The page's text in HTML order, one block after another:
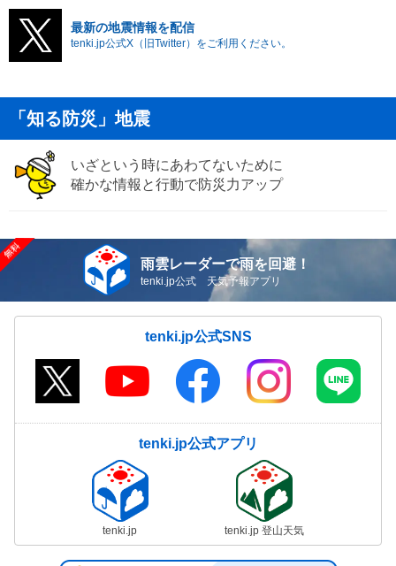
最新の地震情報を配信
tenki.jp公式X（旧Twitter）をご利用ください。
「知る防災」地震
いざという時にあわてないために
確かな情報と行動で防災力アップ
雨雲レーダーで雨を回避！
tenki.jp公式 天気予報アプリ
tenki.jp公式SNS
tenki.jp公式アプリ
tenki.jp tenki.jp 登山天気